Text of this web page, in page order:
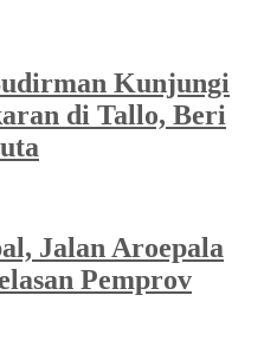
Kunjungi
di Tallo, Beri
Jalan Aroepala
Pemprov